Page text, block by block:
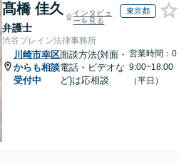
髙橋 佳久
弁護士
インタビュ
ーを見る
東京都
渋谷ブレイン法律事務所
川崎市幸区
からも相談
受付中
面談方法(対面・
電話・ビデオな
ど)は応相談
営業時間：0
9:00~18:00
（平日）